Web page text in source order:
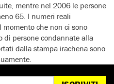
mentre nel 2006 le persone
65. I numeri reali
che non ci sono
persone condannate alla
dalla stampa irachena sono
Penalty In Iraq